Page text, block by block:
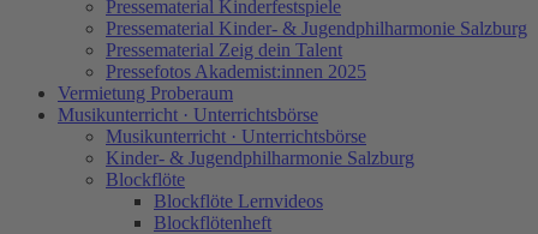
Pressematerial Kinderfestspiele
Pressematerial Kinder- & Jugendphilharmonie Salzburg
Pressematerial Zeig dein Talent
Pressefotos Akademist:innen 2025
Vermietung Proberaum
Musikunterricht · Unterrichtsbörse
Musikunterricht · Unterrichtsbörse
Kinder- & Jugendphilharmonie Salzburg
Blockflöte
Blockflöte Lernvideos
Blockflötenheft